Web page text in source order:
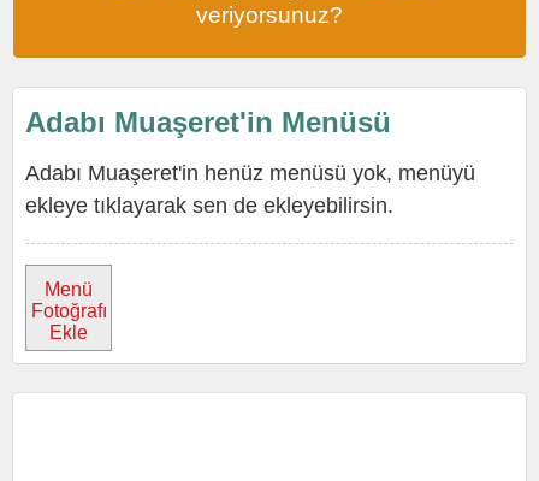
veriyorsunuz?
Adabı Muaşeret'in Menüsü
Adabı Muaşeret'in henüz menüsü yok, menüyü
ekleye tıklayarak sen de ekleyebilirsin.
Menü
Fotoğrafı
Ekle